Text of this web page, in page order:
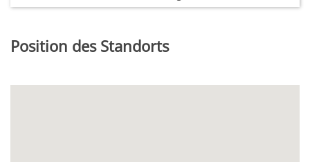
Position des Standorts